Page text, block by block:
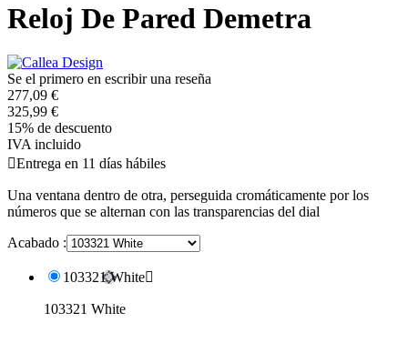
Reloj De Pared Demetra
Se el primero en escribir una reseña
277,09 €
325,99 €
15% de descuento
IVA incluido
Entrega en 11 días hábiles
Una ventana dentro de otra, perseguida cromáticamente por los
números que se alternan con las transparencias del dial
Acabado :
103321 White
103321 White